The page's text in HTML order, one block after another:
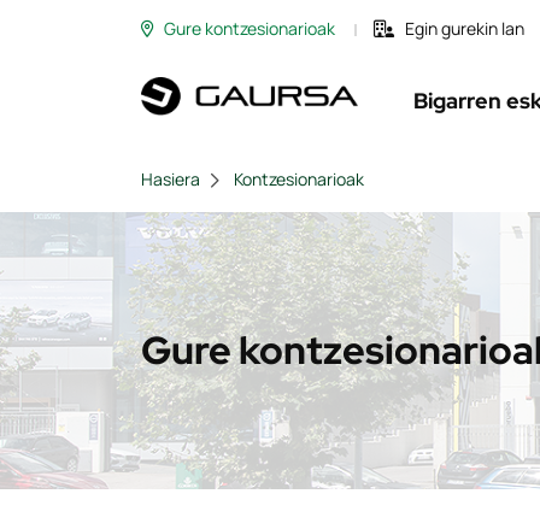
Gure kontzesionarioak Egin gurekin lan
Bigarren
Hasiera Kontzesionarioak
Gure